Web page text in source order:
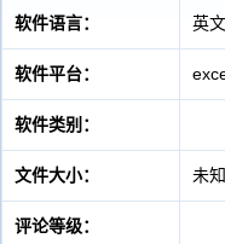
软件语言： 英文
软件平台：
软件类别：
文件大小： 未知
评论等级：